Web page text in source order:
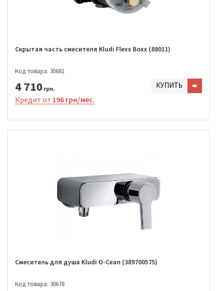
Скрытая часть смесителя Kludi Flexx Boxx (88011)
Код товара: 30681
4 710 грн. КУПИТЬ
Кредит от 196 грн/мес.
Смеситель для душа Kludi O-Cean (389700575)
Код товара: 30678